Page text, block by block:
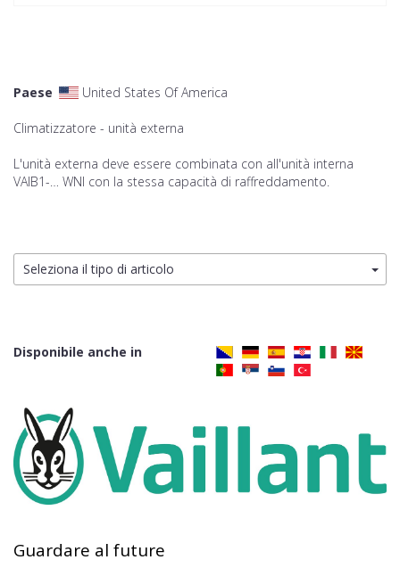
Paese United States Of America
Climatizzatore - unità externa
L'unità externa deve essere combinata con all'unità interna
VAIB1-… WNI con la stessa capacità di raffreddamento.
Seleziona il tipo di articolo
Disponibile anche in
Guardare al future